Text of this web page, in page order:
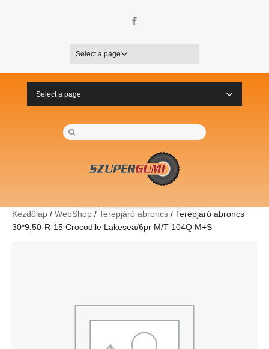
Select a page
Select a page
Kezdőlap / WebShop / Terepjáró abroncs / Terepjáró abroncs
30*9,50-R-15 Crocodile Lakesea/6pr M/T 104Q M+S